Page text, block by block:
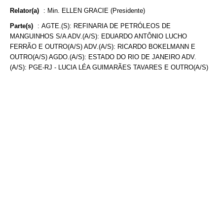
Relator(a) : Min. ELLEN GRACIE (Presidente)
Parte(s) : AGTE.(S): REFINARIA DE PETRÓLEOS DE
MANGUINHOS S/A ADV.(A/S): EDUARDO ANTÔNIO LUCHO
FERRÃO E OUTRO(A/S) ADV.(A/S): RICARDO BOKELMANN E
OUTRO(A/S) AGDO.(A/S): ESTADO DO RIO DE JANEIRO ADV.
(A/S): PGE-RJ - LUCIA LÉA GUIMARÃES TAVARES E OUTRO(A/S)